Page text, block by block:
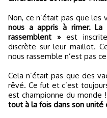
Non, ce n’était pas que les
nous a appris à rimer. La
rassemblent »est
discrète sur leur maillot.
nous rassemble n’est pas
Cela n’était pas que des
rêvé. Ce fut et c’est
est championne du monde
tout à la fois dans son unité